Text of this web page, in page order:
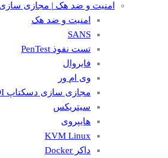
امنیت و ضد هک | مجازی سازی
امنیت و ضد هک
SANS
تست نفوذ PenTest
فایروال
وی ام ور
مجازی سازی دسکتاپ VDI
سیتریکس
هایپروی
KVM Linux
داکر Docker